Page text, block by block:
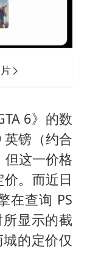
6》的数
镑（约合
但这一价格
。而近日
在查询 PS
显示的截
的定价仅